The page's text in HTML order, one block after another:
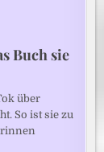
Buch sie
über
So ist sie zu